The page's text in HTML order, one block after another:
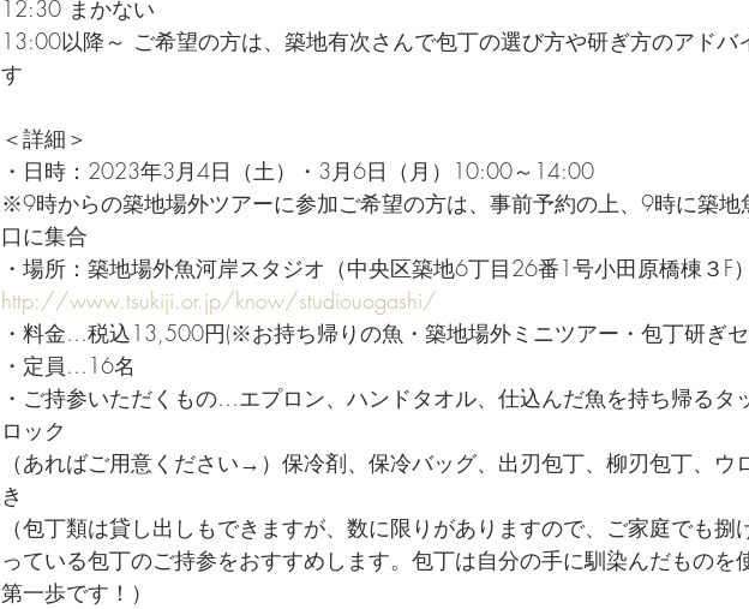
12:30 まかない
13:00以降～ ご希望の方は、築地有次さんで包丁の選び方や研ぎ方のアドバ
す
＜詳細＞
・日時：2023年3月4日（土）・3月6日（月）10:00～14:00
※9時からの築地場外ツアーに参加ご希望の方は、事前予約の上、9時に築地
口に集合
・場所：築地場外魚河岸スタジオ（中央区築地6丁目26番1号小田原橋棟３F）
http://www.tsukiji.or.jp/know/studiouogashi/
・料金…税込13,500円(※お持ち帰りの魚・築地場外ミニツアー・包丁研ぎセ
・定員…16名
・ご持参いただくもの…エプロン、ハンドタオル、仕込んだ魚を持ち帰るタ
ロック
（あればご用意ください→）保冷剤、保冷バッグ、出刃包丁、柳刃包丁、ウ
き
（包丁類は貸し出しもできますが、数に限りがありますので、ご家庭でも捌
っている包丁のご持参をおすすめします。包丁は自分の手に馴染んだものを
第一歩です！）